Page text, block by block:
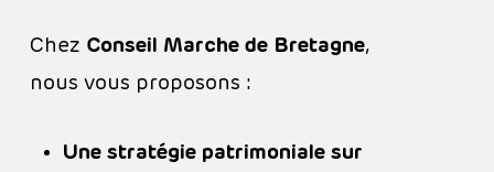
Chez Conseil Marche de Bretagne,
nous vous proposons :
Une stratégie patrimoniale sur